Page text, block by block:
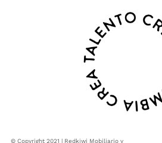
© Copyright 2021 | Redkiwi Mobiliario y